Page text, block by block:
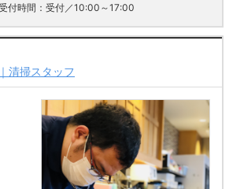
付時間：受付／10:00～17:00
清掃スタッフ